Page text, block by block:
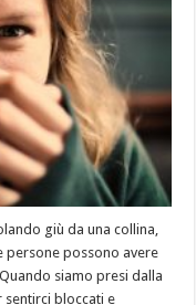
giù da una collina,
persone possono avere
siamo presi dalla
bloccati e